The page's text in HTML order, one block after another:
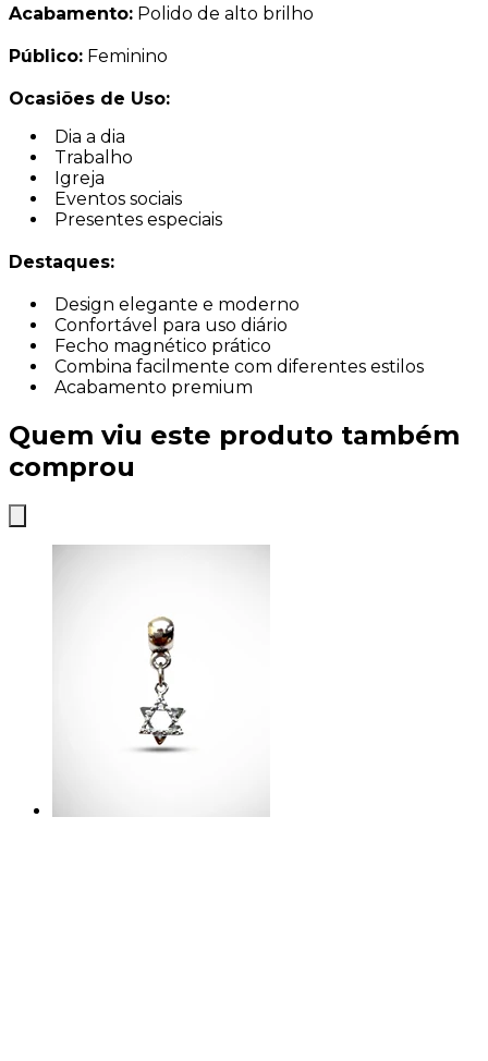
Acabamento: Polido de alto brilho
Público: Feminino
Ocasiões de Uso:
Dia a dia
Trabalho
Igreja
Eventos sociais
Presentes especiais
Destaques:
Design elegante e moderno
Confortável para uso diário
Fecho magnético prático
Combina facilmente com diferentes estilos
Acabamento premium
Quem viu este produto também
comprou